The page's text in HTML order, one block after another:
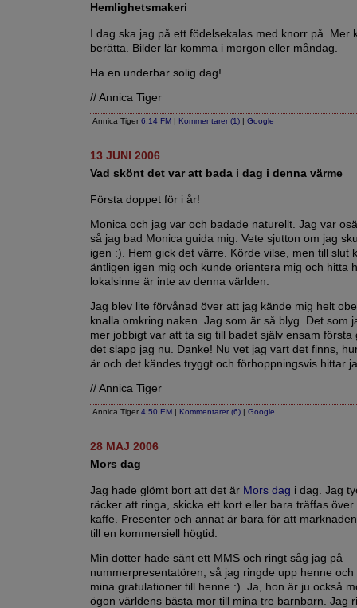
Hemlighetsmakeri
I dag ska jag på ett födelsekalas med knorr på. Mer
berätta. Bilder lär komma i morgon eller måndag.
Ha en underbar solig dag!
// Annica Tiger
Annica Tiger 6:14 FM | Kommentarer (1) | Google
13 JUNI 2006
Vad skönt det var att bada i dag i denna värme
Första doppet för i år!
Monica och jag var och badade naturellt. Jag var
så jag bad Monica guida mig. Vete sjutton om jag
igen :). Hem gick det värre. Körde vilse, men till slut
äntligen igen mig och kunde orientera mig och hitta
lokalsinne är inte av denna världen.
Jag blev lite förvånad över att jag kände mig helt
knalla omkring naken. Jag som är så blyg. Det som
mer jobbigt var att ta sig till badet själv ensam första
det slapp jag nu. Danke! Nu vet jag vart det finns,
är och det kändes tryggt och förhoppningsvis hittar
// Annica Tiger
Annica Tiger 4:50 EM | Kommentarer (6) | Google
28 MAJ 2006
Mors dag
Jag hade glömt bort att det är Mors dag i dag. Jag
räcker att ringa, skicka ett kort eller bara träffas över
kaffe. Presenter och annat är bara för att
till en kommersiell högtid.
Min dotter hade sänt ett MMS och ringt såg jag på
nummerpresentatören, så jag ringde upp henne
mina gratulationer till henne :). Ja, hon är ju också
ögon världens bästa mor till mina tre barnbarn. Jag